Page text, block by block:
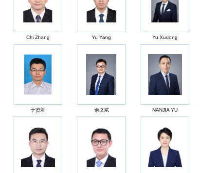
Chi Zhang Yu Yang Yu Xudong
于贤君 余文斌 NANJIA YU